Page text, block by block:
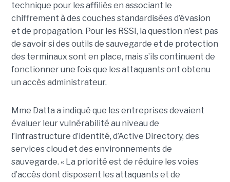
technique pour les affiliés en associant le
chiffrement à des couches standardisées d’évasion
et de propagation. Pour les RSSI, la question n’est pas
de savoir si des outils de sauvegarde et de protection
des terminaux sont en place, mais s’ils continuent de
fonctionner une fois que les attaquants ont obtenu
un accès administrateur.
Mme Datta a indiqué que les entreprises devaient
évaluer leur vulnérabilité au niveau de
l’infrastructure d’identité, d’Active Directory, des
services cloud et des environnements de
sauvegarde. « La priorité est de réduire les voies
d’accès dont disposent les attaquants et de